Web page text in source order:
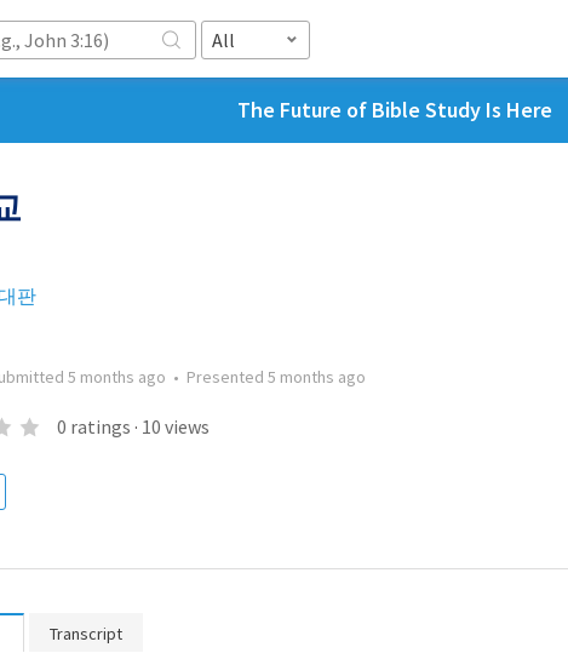
All
The Future of Bible Study Is Here
판
5 months ago • Presented 5 months ago
0 ratings · 10 views
Transcript